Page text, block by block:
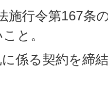
施行令第167
と。
係る契約を締